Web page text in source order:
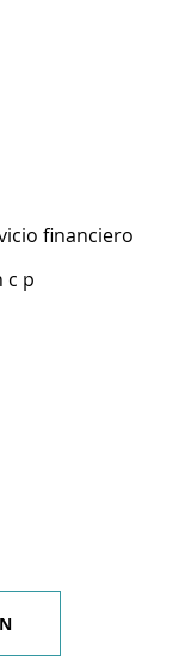
financiero
c p